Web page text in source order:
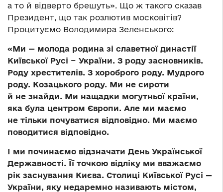
а то й відверто брешуть». Що ж такого сказав
Президент, що так розлютив московітів?
Процитуємо Володимира Зеленського:
«Ми — молода родина зі славетної династії
Київської Русі − України. З роду засновників.
Роду хрестителів. З хороброго роду. Мудрого
роду. Козацького роду. Ми не сироти
й не знайди. Ми нащадки могутньої країни,
яка була центром Європи. Але ми маємо
не тільки почуватися відповідно. Ми маємо
поводитися відповідно.
І ми починаємо відзначати День Української
Державності. Її точкою відліку ми вважаємо
рік заснування Києва. Столиці Київської Русі —
України, яку недаремно називають містом,